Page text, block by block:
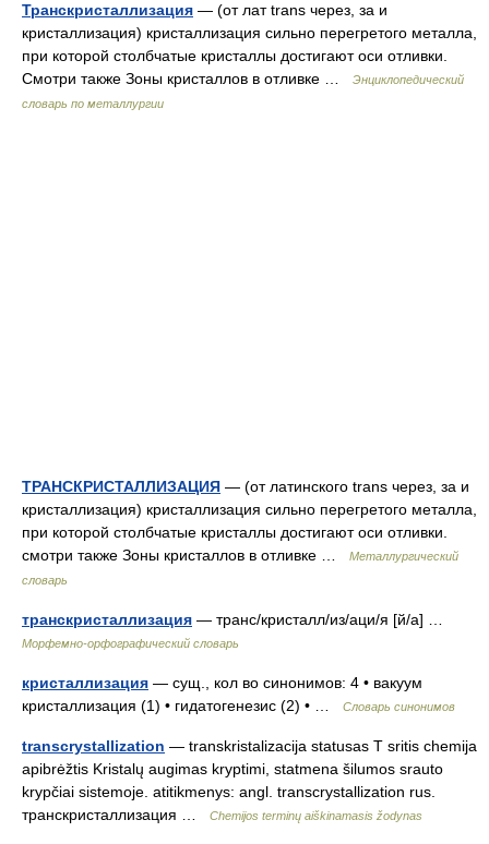
Транскристаллизация — (от лат trans через, за и
кристаллизация) кристаллизация сильно перегретого металла,
при которой столбчатые кристаллы достигают оси отливки.
Смотри также Зоны кристаллов в отливке …
Энциклопедический
словарь по металлургии
ТРАНСКРИСТАЛЛИЗАЦИЯ — (от латинского trans через, за и
кристаллизация) кристаллизация сильно перегретого металла,
при которой столбчатые кристаллы достигают оси отливки.
смотри также Зоны кристаллов в отливке …
Металлургический
словарь
транскристаллизация — транс/кристалл/из/аци/я [й/а] …
Морфемно-орфографический словарь
кристаллизация — сущ., кол во синонимов: 4 • вакуум
кристаллизация (1) • гидатогенезис (2) • …
Словарь синонимов
transcrystallization — transkristalizacija statusas T sritis chemija
apibrėžtis Kristalų augimas kryptimi, statmena šilumos srauto
krypčiai sistemoje. atitikmenys: angl. transcrystallization rus.
транскристаллизация …
Chemijos terminų aiškinamasis žodynas